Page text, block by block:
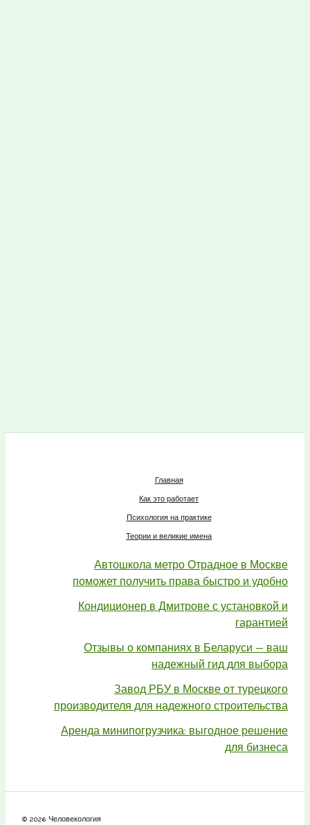
Главная
Как это работает
Психология на практике
Теории и великие имена
Автошкола метро Отрадное в Москве
поможет получить права быстро и удобно
Кондиционер в Дмитрове с установкой и
гарантией
Отзывы о компаниях в Беларуси — ваш
надежный гид для выбора
Завод РБУ в Москве от турецкого
производителя для надежного строительства
Аренда минипогрузчика: выгодное решение
для бизнеса
© 2026 Человекология